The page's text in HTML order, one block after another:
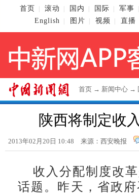
首页 滚动 国内 国际 军事
English
图片 视频 直播
首页 → 新闻中心 →
陕西将制定收
2013年02月20日 10:48 来源：西安晚报
收入分配制度改
话题。昨天，省政